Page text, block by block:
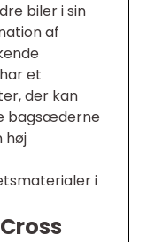
biler i sin
af
et
der kan
bagsæderne
høj
i